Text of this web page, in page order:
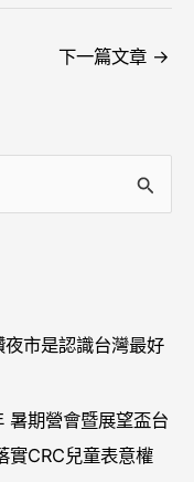
下一篇文章 →
市是認識台灣最好
暑期營會暨展望盃台
實CRC兒童表意權